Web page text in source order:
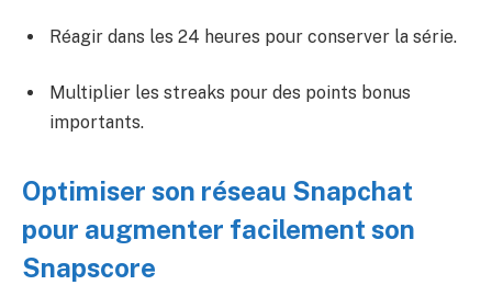
Réagir dans les 24 heures pour conserver la série.
Multiplier les streaks pour des points bonus
importants.
Optimiser son réseau Snapchat
pour augmenter facilement son
Snapscore